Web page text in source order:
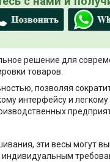
решение для
товаров.
позволяя
интерфейсу и
эти весы могут